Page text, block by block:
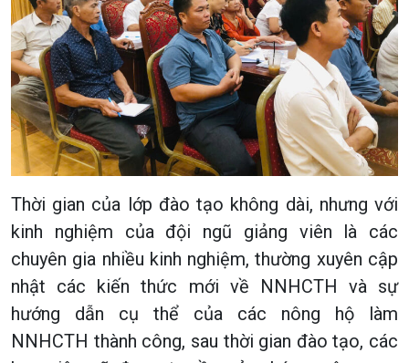
Thời gian của lớp đào tạo không dài, nhưng với
kinh nghiệm của đội ngũ giảng viên là các
chuyên gia nhiều kinh nghiệm, thường xuyên cập
nhật các kiến thức mới về NNHCTH và sự
hướng dẫn cụ thể của các nông hộ làm
NNHCTH thành công, sau thời gian đào tạo, các